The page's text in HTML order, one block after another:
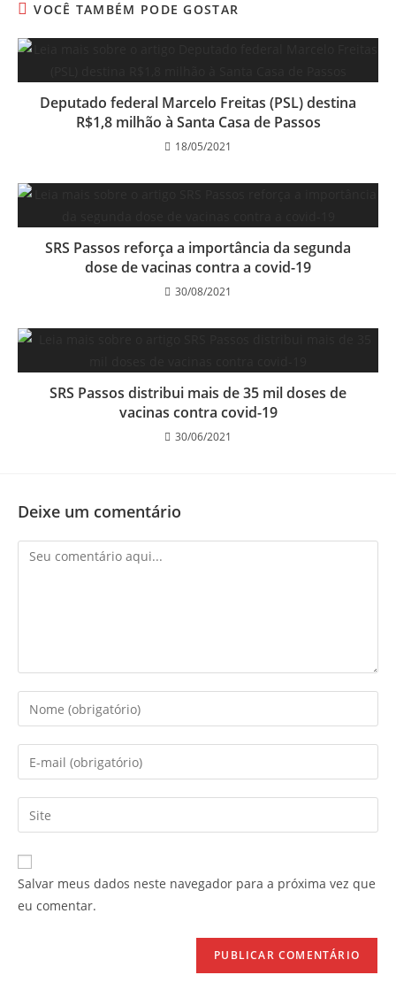
VOCÊ TAMBÉM PODE GOSTAR
Deputado federal Marcelo Freitas (PSL) destina
R$1,8 milhão à Santa Casa de Passos
18/05/2021
SRS Passos reforça a importância da segunda
dose de vacinas contra a covid-19
30/08/2021
SRS Passos distribui mais de 35 mil doses de
vacinas contra covid-19
30/06/2021
Deixe um comentário
Salvar meus dados neste navegador para a próxima vez que
eu comentar.